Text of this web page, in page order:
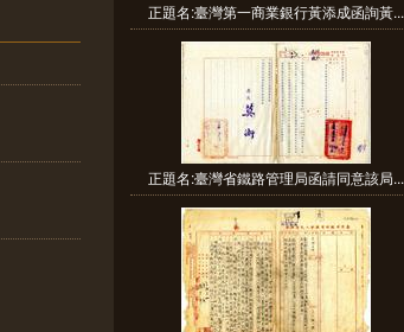
正題名:臺灣第一商業銀行黃添成函詢黃...
正題名:臺灣省鐵路管理局函請同意該局...